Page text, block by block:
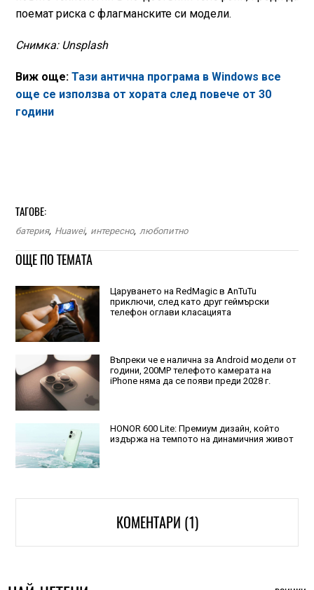
поемат риска с флагманските си модели.
Снимка: Unsplash
Виж още: Тази антична програма в Windows все
още се използва от хората след повече от 30
години
ТАГОВЕ:
батерия, Huawei, интересно, любопитно
ОЩЕ ПО ТЕМАТА
Царуването на RedMagic в AnTuTu
приключи, след като друг геймърски
телефон оглави класацията
Въпреки че е налична за Android модели от
години, 200MP телефото камерата на
iPhone няма да се появи преди 2028 г.
HONOR 600 Lite: Премиум дизайн, който
издържа на темпото на динамичния живот
КОМЕНТАРИ (1)